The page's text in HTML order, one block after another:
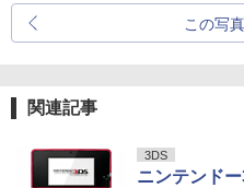
この写
関連記事
3DS
ニンテンド